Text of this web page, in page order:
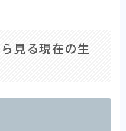
見る現在の生